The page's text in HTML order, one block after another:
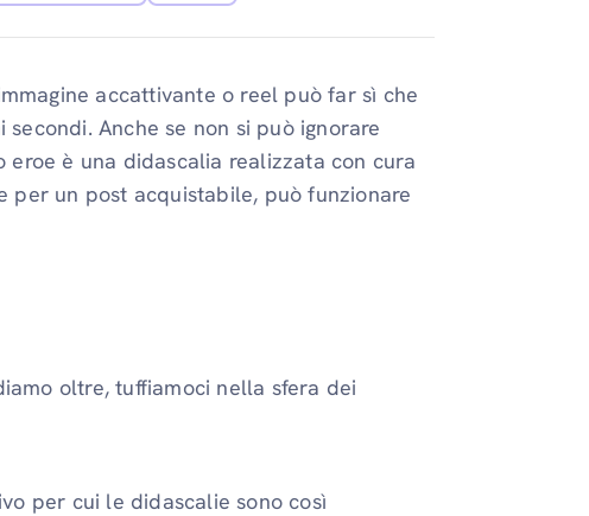
accattivante o reel può far sì che
Anche se non si può ignorare
è una didascalia realizzata con cura
un post acquistabile, può funzionare
oltre, tuffiamoci nella sfera dei
per cui le didascalie sono così